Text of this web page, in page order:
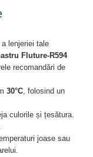
lenjeriei tale
Fluture-R594
recomandări de
30°C, folosind un
culorile și țesătura.
.
joase sau